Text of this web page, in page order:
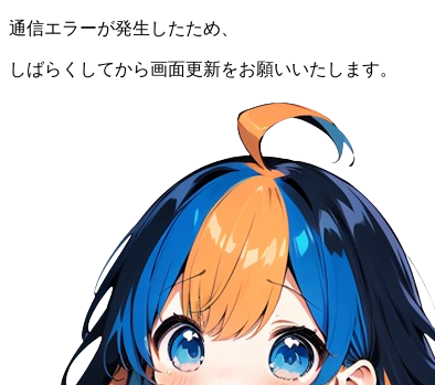
通信エラーが発生したため、
しばらくしてから画面更新をお願いいたします。